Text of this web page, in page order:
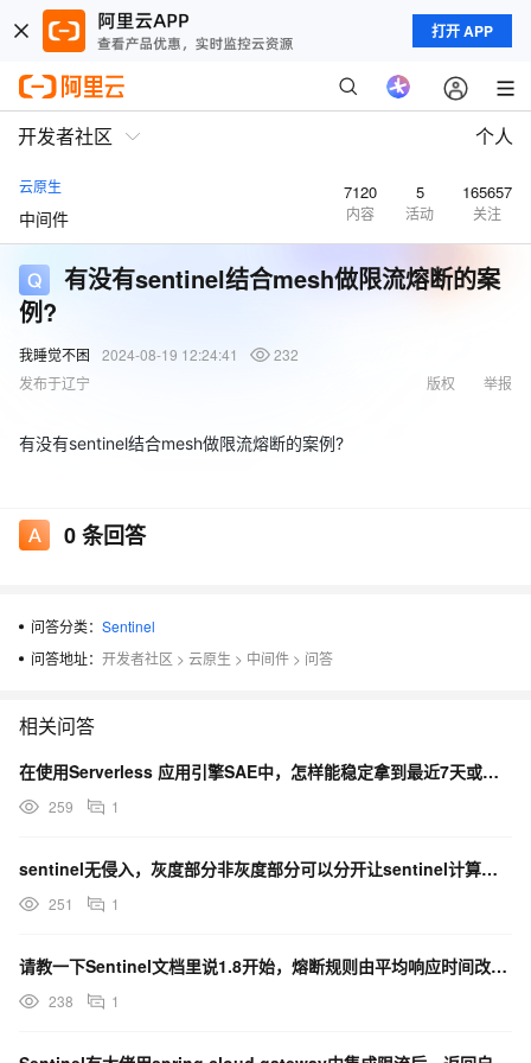
打开 APP
开发者社区 个人
云原生
中间件
7120
内容
5
活动
165657
关注
有没有sentinel结合mesh做限流熔断的案
例?
我睡觉不困 2024-08-19 12:24:41
232
发布于辽宁
举报
版权
有没有sentinel结合mesh做限流熔断的案例?
0条回答
问答分类： Sentinel
问答地址： 开发者社区 > 云原生 > 中间件 > 问答
相关问答
在使用Serverless 应用引擎SAE中，怎样能稳定拿到最近7天或者更长时间的程序的本地写入文件
259 1
sentinel无侵入，灰度部分非灰度部分可以分开让sentinel计算限流吗？
251 1
请教一下Sentinel文档里说1.8开始，熔断规则由平均响应时间改成了慢调用比例。请问是什么情况？
238 1